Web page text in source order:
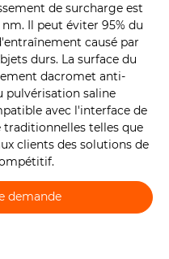
de surcharge est
Il peut éviter 95% du
causé par
durs. La surface du
dacromet anti-
pulvérisation saline
avec l'interface de
traditionnelles telles que
clients des solutions de
demande